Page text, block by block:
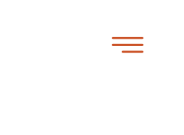
10 000 pas